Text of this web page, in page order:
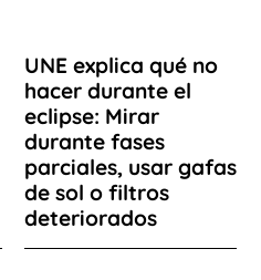
UNE explica qué no
hacer durante el
eclipse: Mirar
durante fases
parciales, usar gafas
de sol o filtros
deteriorados